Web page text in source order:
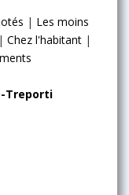
| Les moins
| Chez l'habitant |
Treporti